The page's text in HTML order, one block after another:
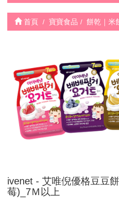
首頁 寶寶食品 餅乾｜米
ivenet - 艾唯倪優格豆豆
莓)_7Ｍ以上